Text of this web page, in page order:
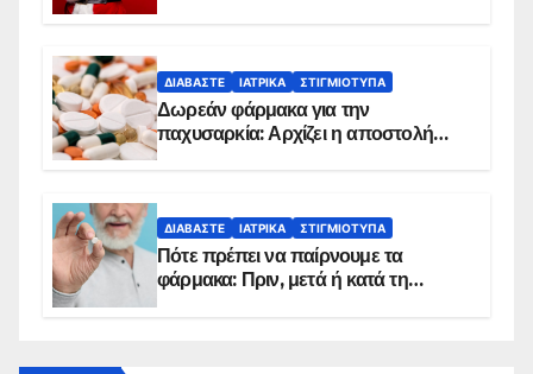
ΔΙΑΒΆΣΤΕ ΙΑΤΡΙΚΆ ΣΤΙΓΜΙΌΤΥΠΑ
Δωρεάν φάρμακα για την
παχυσαρκία: Αρχίζει η αποστολή
ΔΙΑΒΆΣΤΕ ΙΑΤΡΙΚΆ ΣΤΙΓΜΙΌΤΥΠΑ
Πότε πρέπει να παίρνουμε τα
φάρμακα: Πριν, μετά ή κατά τη